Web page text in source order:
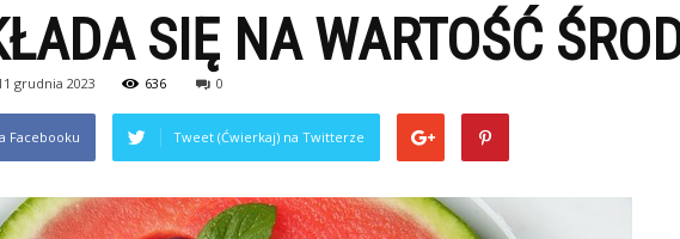
SIĘ NA WARTOŚĆ
grudnia 2023 636 0
Facebooku Tweet (Ćwierkaj) na Twitterze